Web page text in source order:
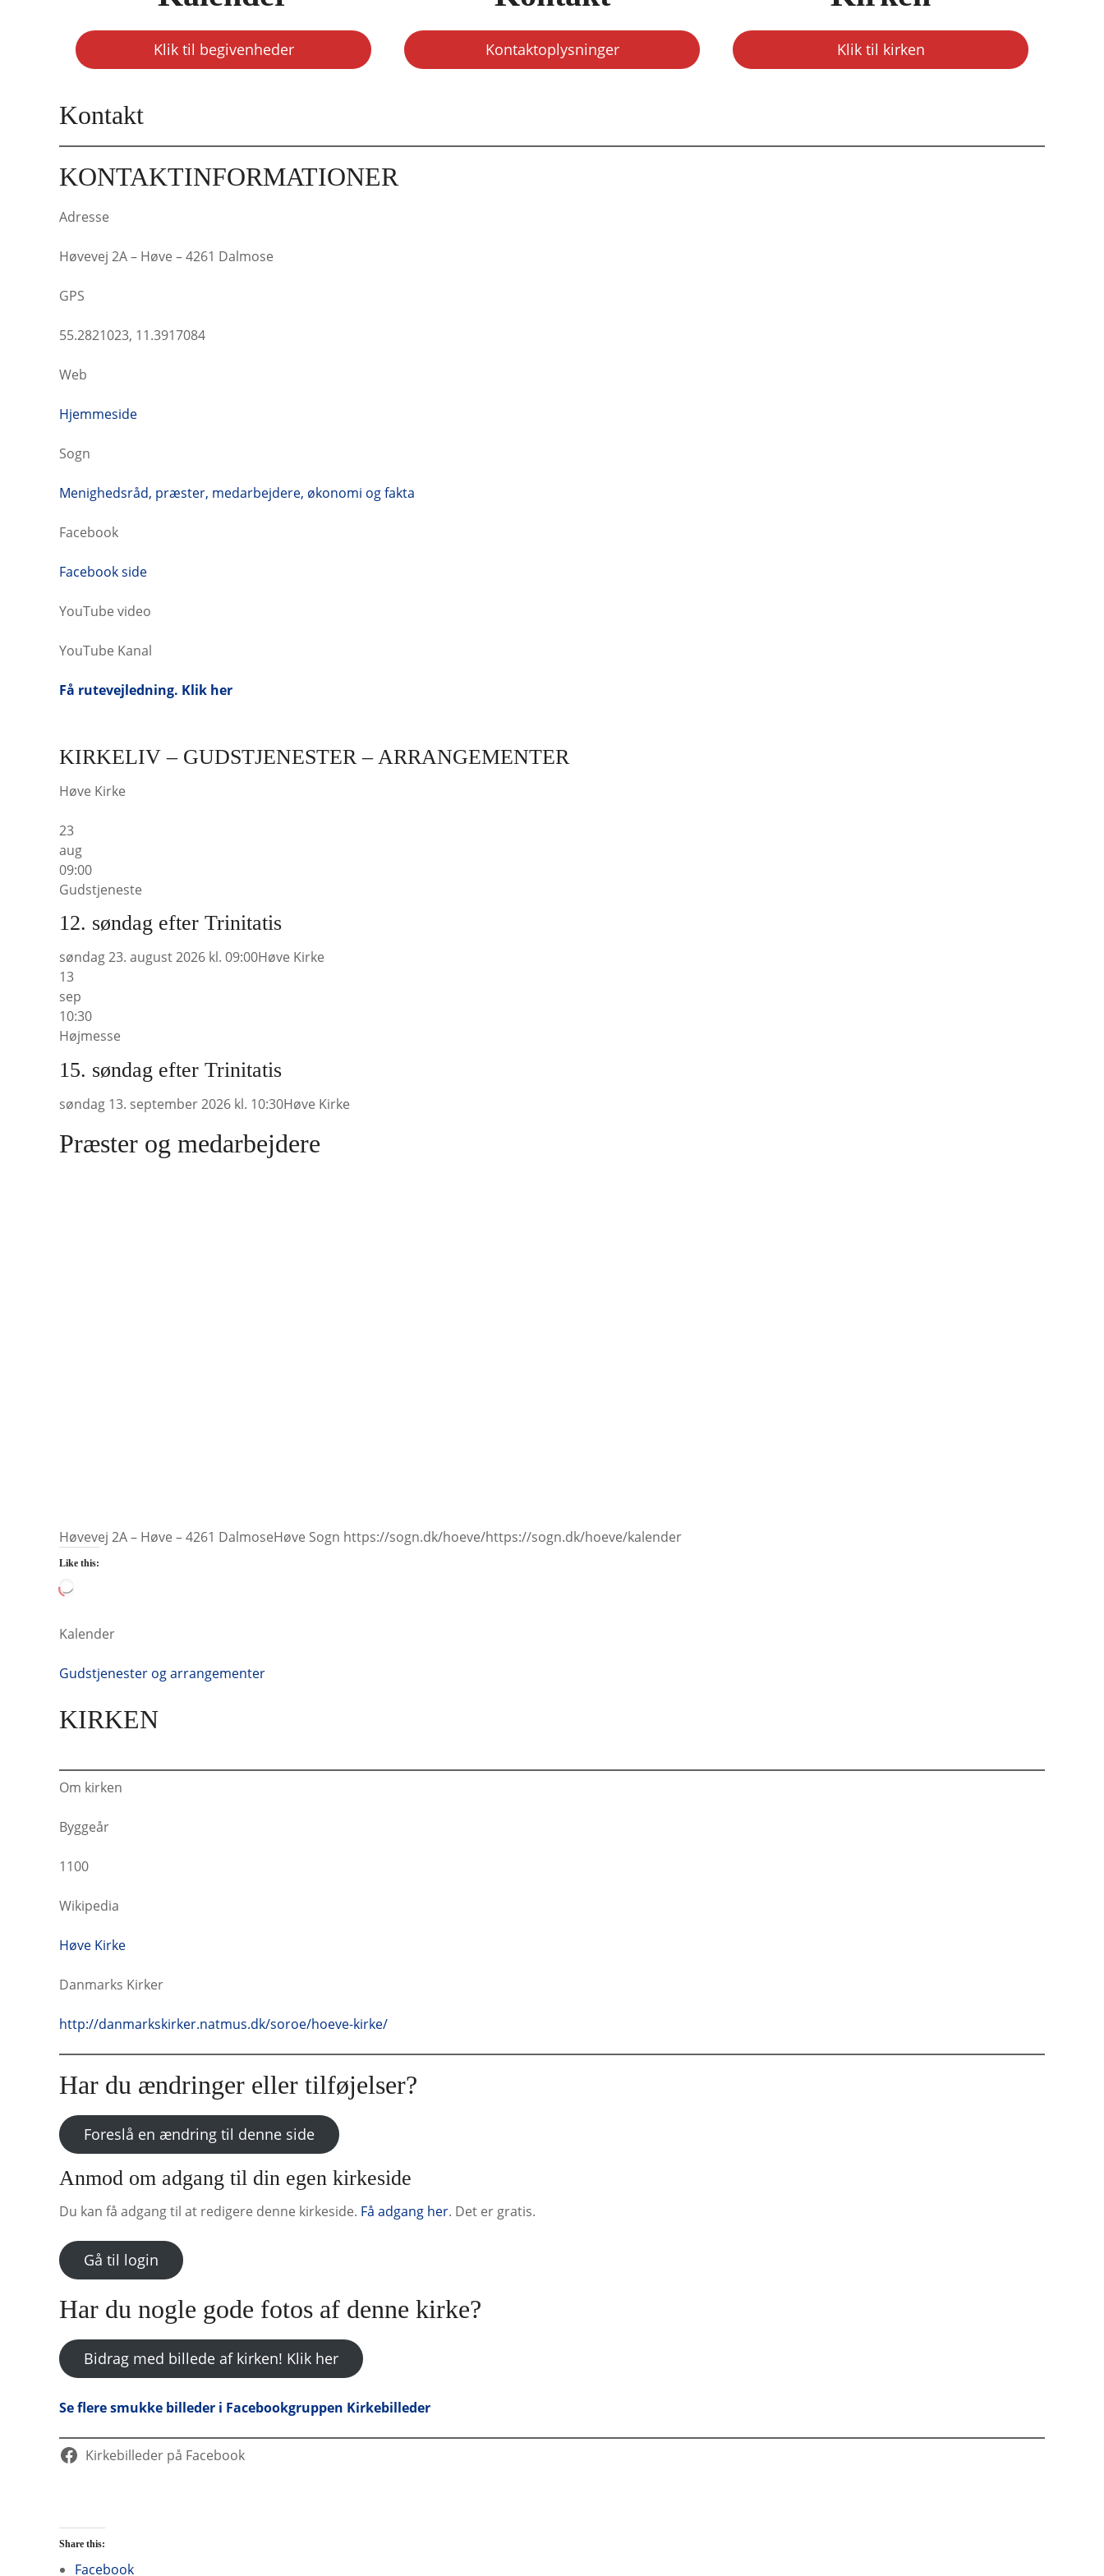
Klik til begivenheder Kontaktoplysninger Klik til kirken
Kontakt
KONTAKTINFORMATIONER
Adresse
Høvevej 2A – Høve – 4261 Dalmose
GPS
55.2821023, 11.3917084
Web
Hjemmeside
Sogn
Menighedsråd, præster, medarbejdere, økonomi og fakta
Facebook
Facebook side
YouTube video
YouTube Kanal
Få rutevejledning. Klik her
KIRKELIV – GUDSTJENESTER – ARRANGEMENTER
Høve Kirke
23
aug
09:00
Gudstjeneste
12. søndag efter Trinitatis
søndag 23. august 2026 kl. 09:00Høve Kirke
13
sep
10:30
Højmesse
15. søndag efter Trinitatis
søndag 13. september 2026 kl. 10:30Høve Kirke
Præster og medarbejdere
Høvevej 2A – Høve – 4261 DalmoseHøve Sogn https://sogn.dk/hoeve/https://sogn.dk/hoeve/kalender
Like this:
a
i
…
Kalender
Gudstjenester og arrangementer
KIRKEN
Om kirken
Byggeår
1100
Wikipedia
Høve Kirke
Danmarks Kirker
http://danmarkskirker.natmus.dk/soroe/hoeve-kirke/
Har du ændringer eller tilføjelser?
Foreslå en ændring til denne side
Anmod om adgang til din egen kirkeside
Du kan få adgang til at redigere denne kirkeside. Få adgang her. Det er gratis.
Gå til login
Har du nogle gode fotos af denne kirke?
Bidrag med billede af kirken! Klik her
Se flere smukke billeder i Facebookgruppen Kirkebilleder
Kirkebilleder på Facebook
Share this:
Facebook